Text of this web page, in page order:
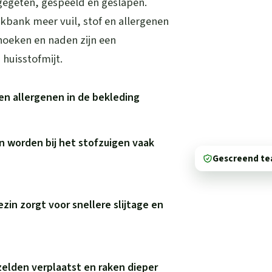
meer vuil, stof en allergenen
en naden zijn een
huisstofmijt.
allergenen in de bekleding
worden bij het stofzuigen vaak
zorgt voor snellere slijtage en
verplaatst en raken dieper
Gescreend